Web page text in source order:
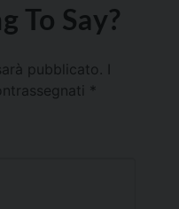
To Say?
pubblicato.
*